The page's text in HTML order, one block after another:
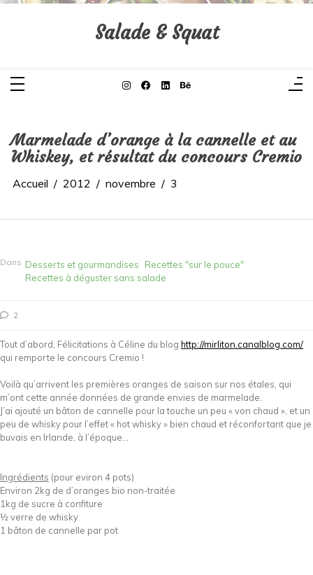
Aller
Salade & Squat
Marmelade d’orange à la cannelle et au
Whiskey, et résultat du concours Cremio
Accueil 2012 novembre 3
Dans Desserts et gourmandises
Recettes "sur le pouce"
Recettes à déguster sans salade
2
Tout d’abord, Félicitations à Céline du blog http://mirliton.canalblog.com/
qui remporte le concours Cremio !
Voilà qu’arrivent les premières oranges de saison sur nos étales, qui
m’ont cette année données de grande envies de marmelade.
J’ai ajouté un bâton de cannelle pour la touche un peu « von chaud », et un
peu de whisky pour l’effet « hot whisky » bien chaud et réconfortant que je
buvais en Irlande, à l’époque…
Ingrédients (pour eviron 4 pots)
Environ 2kg de d’oranges bio non-traitée
1kg de sucre à confiture
½ verre de whisky
1 bâton de cannelle par pot